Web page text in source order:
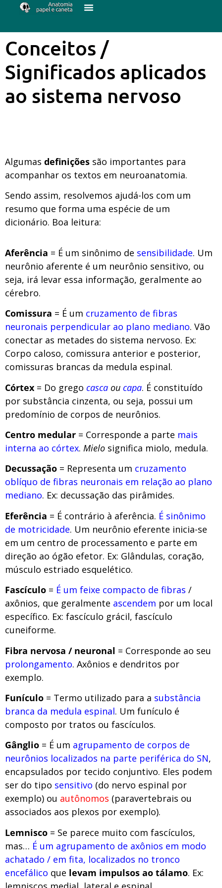
Conceitos /
Significados aplicados
ao sistema nervoso
Algumas definições são importantes para
acompanhar os textos em neuroanatomia.
Sendo assim, resolvemos ajudá-los com um
resumo que forma uma espécie de um
dicionário. Boa leitura:
Aferência = É um sinônimo de sensibilidade. Um
neurônio aferente é um neurônio sensitivo, ou
seja, irá levar essa informação, geralmente ao
cérebro.
Comissura = É um cruzamento de fibras
neuronais perpendicular ao plano mediano. Vão
conectar as metades do sistema nervoso. Ex:
Corpo caloso, comissura anterior e posterior,
comissuras brancas da medula espinal.
Córtex = Do grego casca ou capa. É constituído
por substância cinzenta, ou seja, possui um
predomínio de corpos de neurônios.
Centro medular = Corresponde a parte mais
interna ao córtex. Mielo significa miolo, medula.
Decussação = Representa um cruzamento
oblíquo de fibras neuronais em relação ao plano
mediano. Ex: decussação das pirâmides.
Eferência = É contrário à aferência. É sinônimo
de motricidade. Um neurônio eferente inicia-se
em um centro de processamento e parte em
direção ao ógão efetor. Ex: Glândulas, coração,
músculo estriado esquelético.
Fascículo = É um feixe compacto de fibras /
axônios, que geralmente ascendem por um local
específico. Ex: fascículo grácil, fascículo
cuneiforme.
Fibra nervosa / neuronal = Corresponde ao seu
prolongamento. Axônios e dendritos por
exemplo.
Funículo = Termo utilizado para a substância
branca da medula espinal. Um funículo é
composto por tratos ou fascículos.
Gânglio = É um agrupamento de corpos de
neurônios localizados na parte periférica do SN,
encapsulados por tecido conjuntivo. Eles podem
ser do tipo sensitivo (do nervo espinal por
exemplo) ou autônomos (paravertebrais ou
associados aos plexos por exemplo).
Lemnisco = Se parece muito com fascículos,
mas… É um agrupamento de axônios em modo
achatado / em fita, localizados no tronco
encefálico que levam impulsos ao tálamo. Ex: